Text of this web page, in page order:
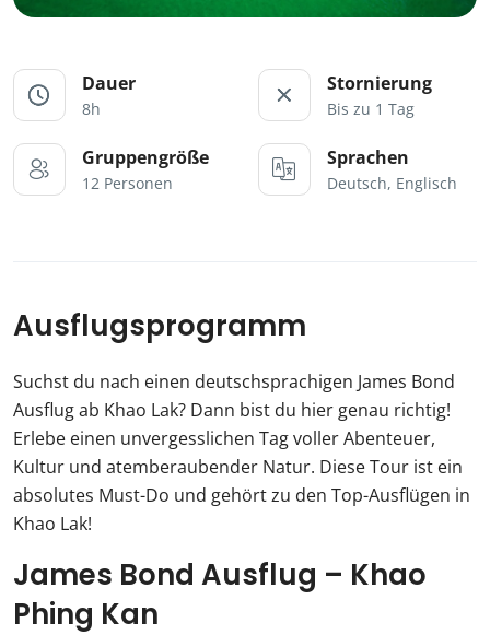
Dauer
8h
Stornierung
Bis zu 1 Tag
Gruppengröße
12 Personen
Sprachen
Deutsch, Englisch
Ausflugsprogramm
Suchst du nach einen deutschsprachigen James Bond
Ausflug ab Khao Lak? Dann bist du hier genau richtig!
Erlebe einen unvergesslichen Tag voller Abenteuer,
Kultur und atemberaubender Natur. Diese Tour ist ein
absolutes Must-Do und gehört zu den Top-Ausflügen in
Khao Lak!
James Bond Ausflug – Khao
Phing Kan